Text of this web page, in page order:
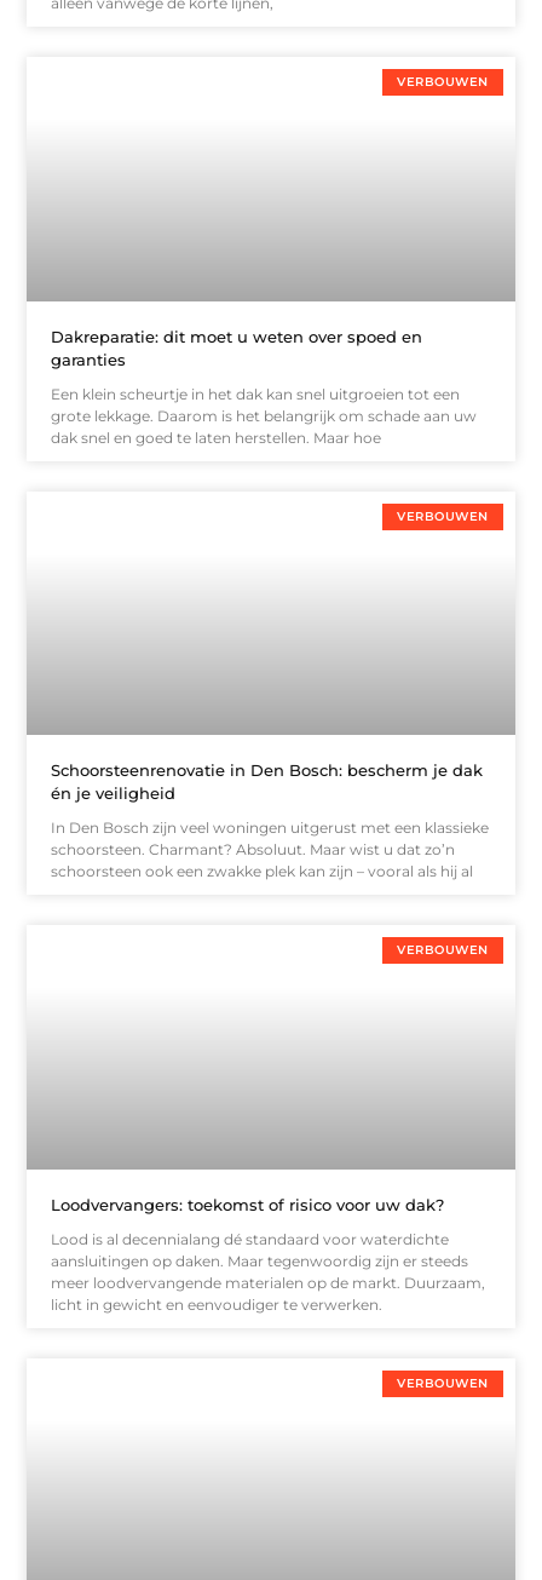
VERBOUWEN
Dakreparatie: dit moet u weten over spoed en
garanties
Een klein scheurtje in het dak kan snel uitgroeien tot een
grote lekkage. Daarom is het belangrijk om schade aan uw
dak snel en goed te laten herstellen. Maar hoe
VERBOUWEN
Schoorsteenrenovatie in Den Bosch: bescherm je dak
én je veiligheid
In Den Bosch zijn veel woningen uitgerust met een klassieke
schoorsteen. Charmant? Absoluut. Maar wist u dat zo’n
schoorsteen ook een zwakke plek kan zijn – vooral als hij al
VERBOUWEN
Loodvervangers: toekomst of risico voor uw dak?
Lood is al decennialang dé standaard voor waterdichte
aansluitingen op daken. Maar tegenwoordig zijn er steeds
meer loodvervangende materialen op de markt. Duurzaam,
licht in gewicht en eenvoudiger te verwerken.
VERBOUWEN